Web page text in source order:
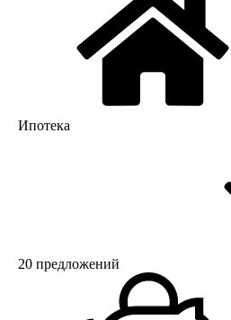
Ипотека
20 предложений